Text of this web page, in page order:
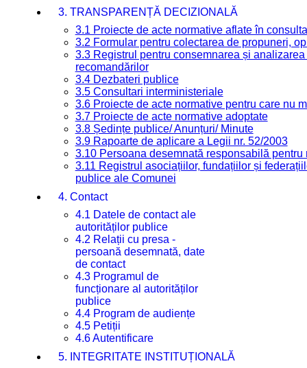
3. TRANSPARENȚĂ DECIZIONALĂ
3.1 Proiecte de acte normative aflate în
3.2 Formular pentru colectarea de propuneri,
3.3 Registrul pentru consemnarea și
recomandărilor
3.4 Dezbateri publice
3.5 Consultari interministeriale
3.6 Proiecte de acte normative pentru care nu
3.7 Proiecte de acte normative adoptate
3.8 Ședințe publice/ Anunțuri/ Minute
3.9 Rapoarte de aplicare a Legii nr. 52/2003
3.10 Persoana desemnată responsabilă
3.11 Registrul asociațiilor, fundațiilor și
publice ale Comunei
4. Contact
4.1 Datele de contact ale
autorităților publice
4.2 Relații cu presa -
persoană desemnată, date
de contact
4.3 Programul de
funcționare al autorităților
publice
4.4 Program de audiențe
4.5 Petiții
4.6 Autentificare
5. INTEGRITATE INSTITUȚIONALĂ